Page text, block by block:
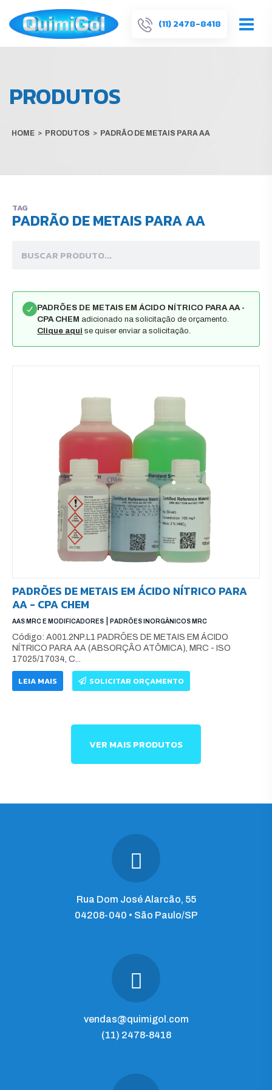
(11) 2478-8418
PRODUTOS
HOME > PRODUTOS > PADRÃO DE METAIS PARA AA
TAG
PADRÃO DE METAIS PARA AA
PADRÕES DE METAIS EM ÁCIDO NÍTRICO PARA AA -
CPA CHEM adicionado na solicitação de orçamento.
Clique aqui se quiser enviar a solicitação.
PADRÕES DE METAIS EM ÁCIDO NÍTRICO PARA
AA - CPA CHEM
AAS MRC E MODIFICADORES PADRÕES INORGÂNICOS MRC
Código: A001.2NP.L1 PADRÕES DE METAIS EM ÁCIDO
NÍTRICO PARA AA (ABSORÇÃO ATÔMICA), MRC - ISO
17025/17034, C...
LEIA MAIS SOLICITAR ORÇAMENTO
VER MAIS PRODUTOS
Rua Dom José Alarcão, 55
04208-040 • São Paulo/SP
vendas@quimigol.com
(11) 2478-8418